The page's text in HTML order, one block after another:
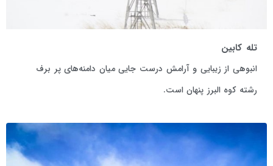
تله کابین
انبوهی از زیبایی و آرامش درست جایی میان دامنه‌های پر برف
رشته کوه البرز پنهان است.